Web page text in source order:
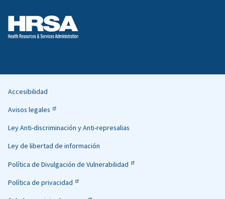
Helpful
Links
Accesibilidad
Avisos legales
Ley Anti-discriminación y Anti-represalias
Ley de libertad de información
Política de Divulgación de Vulnerabilidad
Política de privacidad